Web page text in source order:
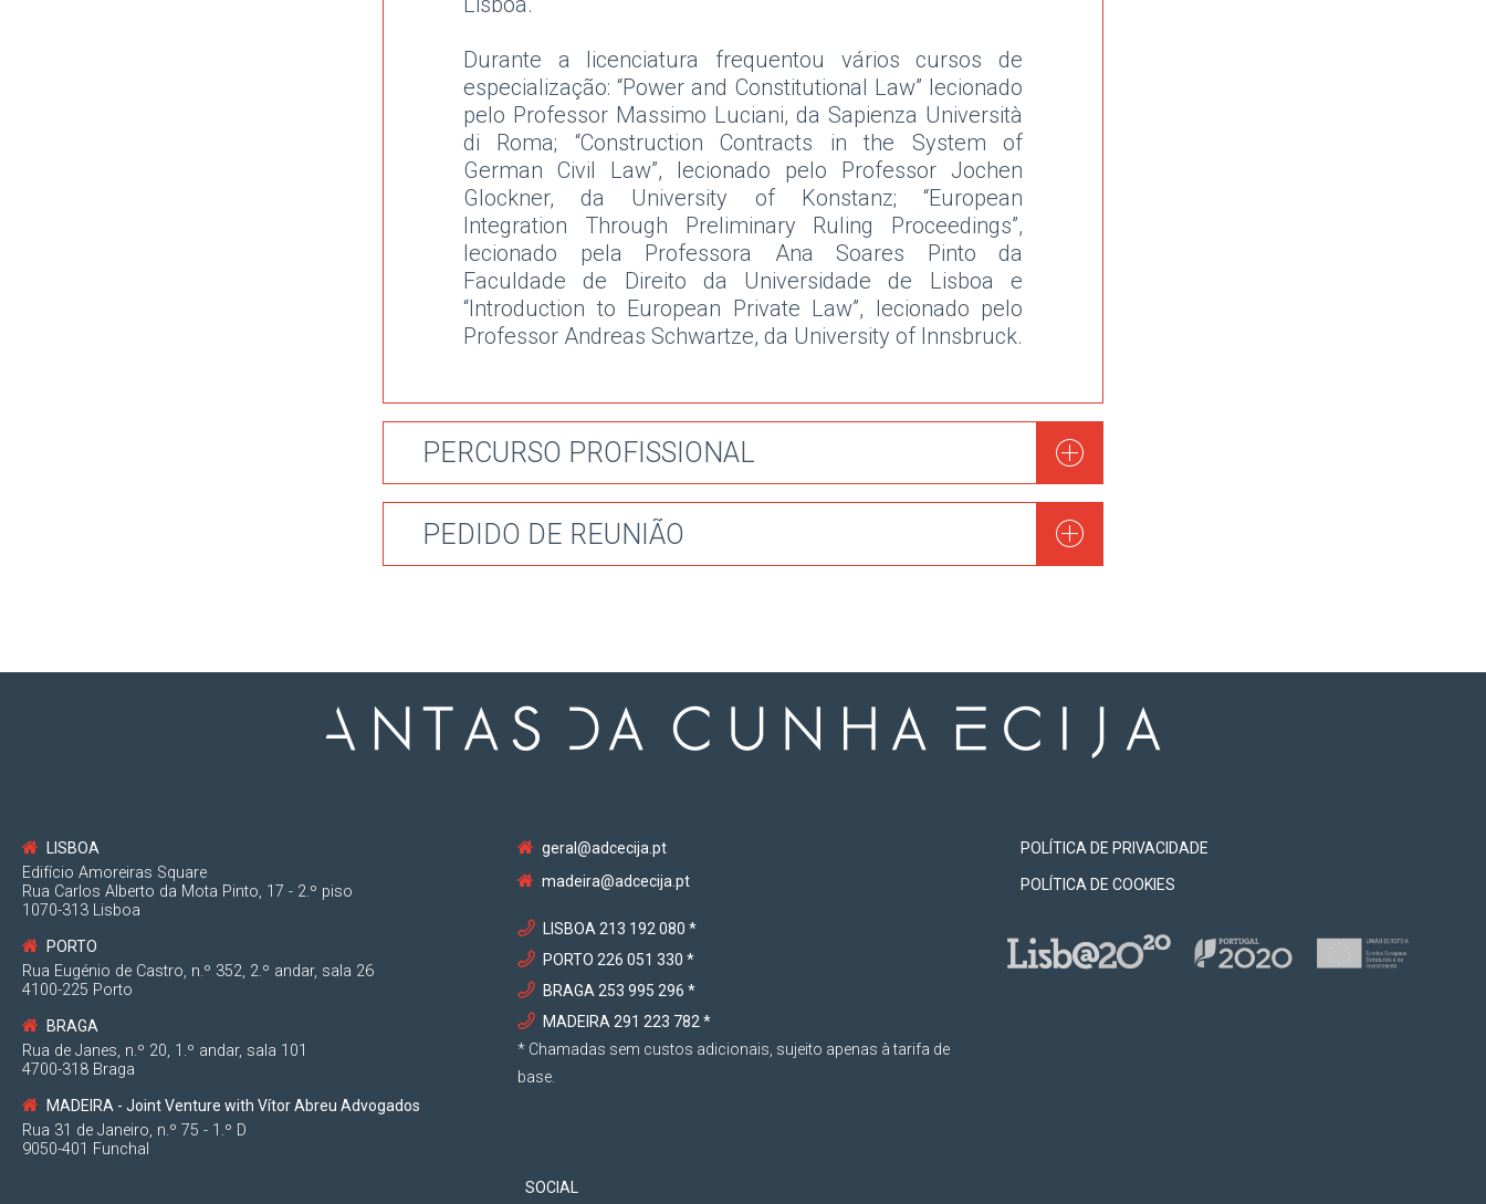
Durante a licenciatura frequentou vários cursos de
especialização: “Power and Constitutional Law” lecionado
pelo Professor Massimo Luciani, da Sapienza Università
di Roma; “Construction Contracts in the System of
German Civil Law”, lecionado pelo Professor Jochen
Glockner, da University of Konstanz; “European
Integration Through Preliminary Ruling Proceedings”,
lecionado pela Professora Ana Soares Pinto da
Faculdade de Direito da Universidade de Lisboa e
“Introduction to European Private Law”, lecionado pelo
Professor Andreas Schwartze, da University of Innsbruck.
PERCURSO PROFISSIONAL
Estagiária;
Licenciada em Direito pela Faculdade de Direito da
Universidade de Lisboa;
PEDIDO DE REUNIÃO
LISBOA
Edifício Amoreiras Square
Rua Carlos Alberto da Mota Pinto, 17 - 2.º piso
1070-313 Lisboa
PORTO
Rua Eugénio de Castro, n.º 352, 2.º andar, sala 26
4100-225 Porto
BRAGA
Rua de Janes, n.º 20, 1.º andar, sala 101
4700-318 Braga
MADEIRA - Joint Venture with Vítor Abreu Advogados
Rua 31 de Janeiro, n.º 75 - 1.º D
9050-401 Funchal
geral@adcecija.pt
madeira@adcecija.pt
LISBOA 213 192 080 *
PORTO 226 051 330 *
BRAGA 253 995 296 *
MADEIRA 291 223 782 *
* Chamadas sem custos adicionais, sujeito apenas à tarifa de
base.
SOCIAL
POLÍTICA DE PRIVACIDADE
POLÍTICA DE COOKIES